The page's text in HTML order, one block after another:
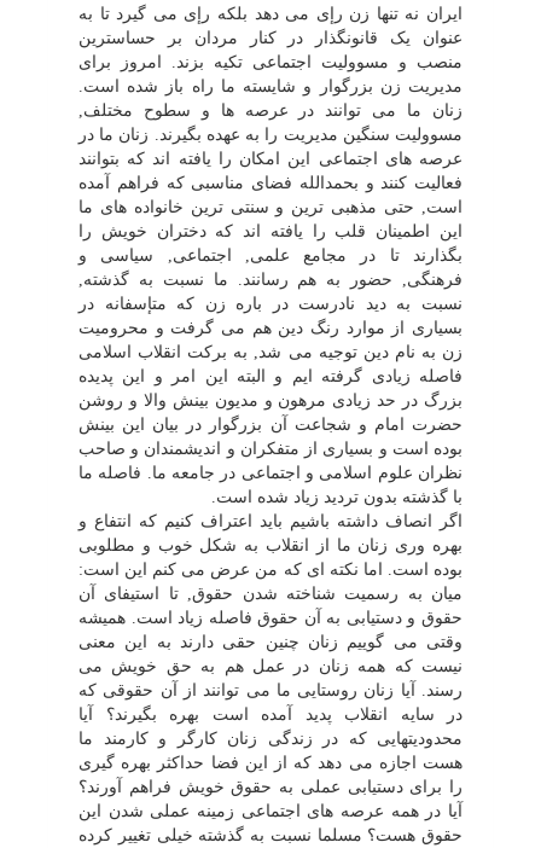
ایران نه تنها زن رإى مى دهد بلکه رإى مى گیرد تا به
عنوان یک قانونگذار در کنار مردان بر حساسترین
منصب و مسوولیت اجتماعى تکیه بزند. امروز براى
مدیریت زن بزرگوار و شایسته ما راه باز شده است.
زنان ما مى توانند در عرصه ها و سطوح مختلف,
مسوولیت سنگین مدیریت را به عهده بگیرند. زنان ما در
عرصه هاى اجتماعى این امکان را یافته اند که بتوانند
فعالیت کنند و بحمدالله فضاى مناسبى که فراهم آمده
است, حتى مذهبى ترین و سنتى ترین خانواده هاى ما
این اطمینان قلب را یافته اند که دختران خویش را
بگذارند تا در مجامع علمى, اجتماعى, سیاسى و
فرهنگى, حضور به هم رسانند. ما نسبت به گذشته,
نسبت به دید نادرست در باره زن که متإسفانه در
بسیارى از موارد رنگ دین هم مى گرفت و محرومیت
زن به نام دین توجیه مى شد, به برکت انقلاب اسلامى
فاصله زیادى گرفته ایم و البته این امر و این پدیده
بزرگ در حد زیادى مرهون و مدیون بینش والا و روشن
حضرت امام و شجاعت آن بزرگوار در بیان این بینش
بوده است و بسیارى از متفکران و اندیشمندان و صاحب
نظران علوم اسلامى و اجتماعى در جامعه ما. فاصله ما
با گذشته بدون تردید زیاد شده است.
اگر انصاف داشته باشیم باید اعتراف کنیم که انتفاع و
بهره ورى زنان ما از انقلاب به شکل خوب و مطلوبى
بوده است. اما نکته اى که من عرض مى کنم این است:
میان به رسمیت شناخته شدن حقوق, تا استیفاى آن
حقوق و دستیابى به آن حقوق فاصله زیاد است. همیشه
وقتى مى گوییم زنان چنین حقى دارند به این معنى
نیست که همه زنان در عمل هم به حق خویش مى
رسند. آیا زنان روستایى ما مى توانند از آن حقوقى که
در سایه انقلاب پدید آمده است بهره بگیرند؟ آیا
محدودیتهایى که در زندگى زنان کارگر و کارمند ما
هست اجازه مى دهد که از این فضا حداکثر بهره گیرى
را براى دستیابى عملى به حقوق خویش فراهم آورند؟
آیا در همه عرصه هاى اجتماعى زمینه عملى شدن این
حقوق هست؟ مسلما نسبت به گذشته خیلى تغییر کرده